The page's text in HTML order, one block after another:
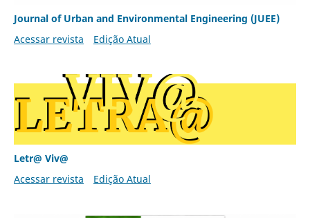
Journal of Urban and Environmental Engineering (JUEE)
Acessar revista
Edição Atual
Letr@ Viv@
Acessar revista
Edição Atual